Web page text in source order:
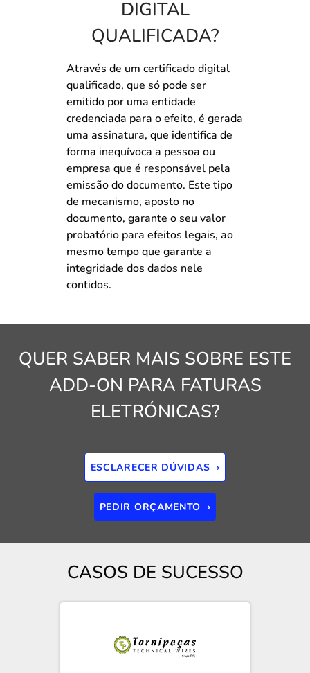
DIGITAL
QUALIFICADA?
Através de um certificado digital
qualificado, que só pode ser
emitido por uma entidade
credenciada para o efeito, é gerada
uma assinatura, que identifica de
forma inequívoca a pessoa ou
empresa que é responsável pela
emissão do documento. Este tipo
de mecanismo, aposto no
documento, garante o seu valor
probatório para efeitos legais, ao
mesmo tempo que garante a
integridade dos dados nele
contidos.
QUER SABER MAIS SOBRE ESTE
ADD-ON PARA FATURAS
ELETRÓNICAS?
ESCLARECER DÚVIDAS ›
PEDIR ORÇAMENTO ›
CASOS DE SUCESSO